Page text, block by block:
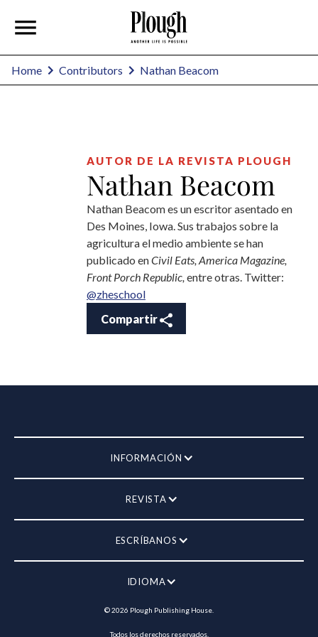
Home Contributors Nathan Beacom
AUTOR DE LA REVISTA PLOUGH
Nathan Beacom
Nathan Beacom es un escritor asentado en
Des Moines, Iowa. Sus trabajos sobre la
agricultura el medio ambiente se han
publicado enCivil Eats, America Magazine,
Front Porch Republic, entre otras. Twitter:
@zheschool
Compartir
INFORMACIÓN
REVISTA
ESCRÍBANOS
IDIOMA
©2026 Plough Publishing House.
Todos los derechos reservados.